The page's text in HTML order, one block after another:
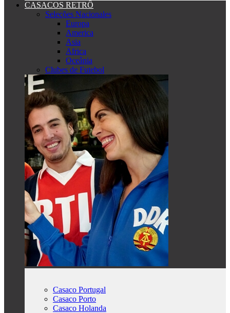
CASACOS RETRÔ
Seleções Nacionales
Europa
America
Asia
Africa
Oceânia
Clubes de Futebol
Casaco Portugal
Casaco Porto
Casaco Holanda